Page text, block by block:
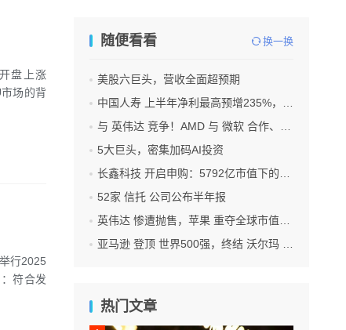
盘上涨
场的背
行2025
符合发
随便看看 换一换
美股六巨头，营收全面超预期
中国人寿 上半年净利最高预增235%，刷新纪录
与 英伟达 竞争！AMD 与 微软 合作、将交付机架级系统Helios
5大巨头，密集加码AI投资
长鑫科技 开启申购：5792亿市值下的一场资本狂欢
52家 信托 公司公布半年报
英伟达 惨遭抛售，苹果 重夺全球市值第一，释放什么信号？
亚马逊 登顶 世界500强，终结 沃尔玛 连续12年领跑纪录
热门文章